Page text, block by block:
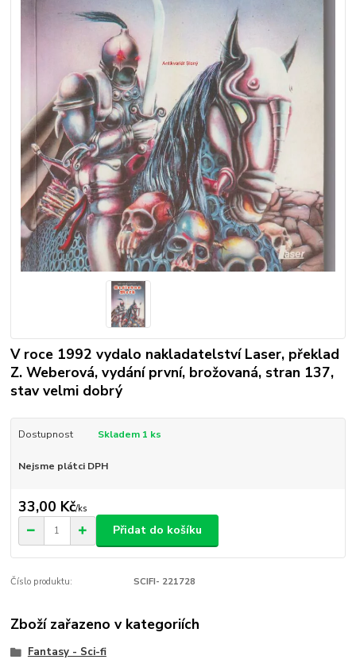
V roce 1992 vydalo nakladatelství Laser, překlad
Z. Weberová, vydání první, brožovaná, stran 137,
stav velmi dobrý
Dostupnost Skladem 1 ks
Nejsme plátci DPH
33,00 Kč/ks
Přidat do košíku
Číslo produktu: SCIFI- 221728
Zboží zařazeno v kategoriích
Fantasy - Sci-fi